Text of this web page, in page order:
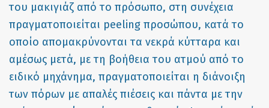
του μακιγιάζ από το πρόσωπο, στη συνέχεια
πραγματοποιείται peeling προσώπου, κατά το
οποίο απομακρύνονται τα νεκρά κύτταρα και
αμέσως μετά, με τη βοήθεια του ατμού από το
ειδικό μηχάνημα, πραγματοποιείται η διάνοιξη
των πόρων με απαλές πιέσεις και πάντα με την